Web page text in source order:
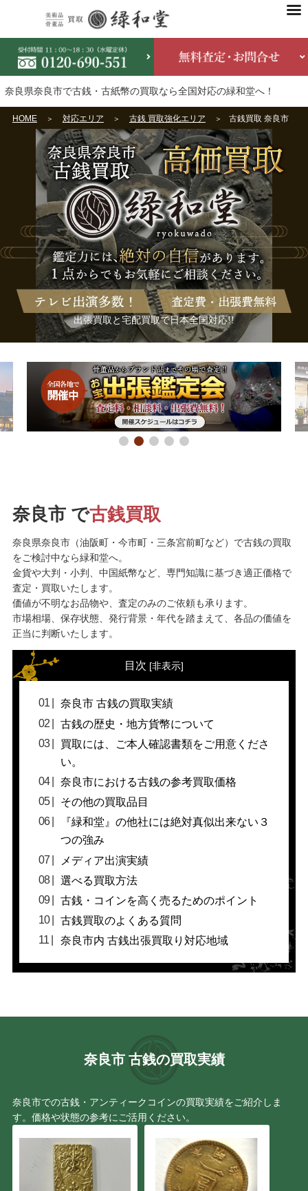
奈良県奈良市で古銭・古紙幣の買取なら全国対応の緑和堂へ！
HOME 対応エリア 古銭 買取強化エリア 古銭買取 奈良市
出張買取と宅配買取で日本全国対応!!
奈良市 で古銭買取
奈良県奈良市（油阪町・今市町・三条宮前町など）で古銭の買取
をご検討中なら緑和堂へ。
金貨や大判・小判、中国紙幣など、専門知識に基づき適正価格で
査定・買取いたします。
価値が不明なお品物や、査定のみのご依頼も承ります。
市場相場、保存状態、発行背景・年代を踏まえて、各品の価値を
正当に判断いたします。
目次 [非表示]
奈良市 古銭の買取実績
古銭の歴史・地方貨幣について
買取には、ご本人確認書類をご用意くださ
い。
奈良市における古銭の参考買取価格
その他の買取品目
『緑和堂』の他社には絶対真似出来ない３
つの強み
メディア出演実績
選べる買取方法
古銭・コインを高く売るためのポイント
古銭買取のよくある質問
奈良市内 古銭出張買取り対応地域
奈良市 古銭の買取実績
奈良市での古銭・アンティークコインの買取実績をご紹介しま
す。価格や状態の参考にご活用ください。